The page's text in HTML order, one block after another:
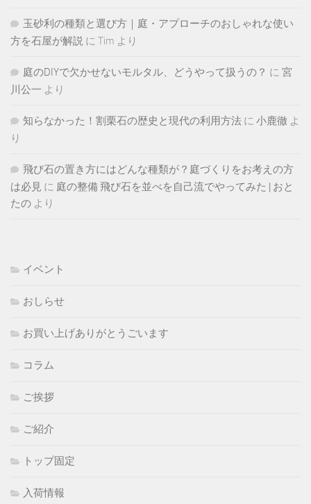
玉砂利の種類と選び方｜庭・アプローチのおしゃれな使い
方を石屋が解説 に Tim より
庭のDIYで欠かせないモルタル、どうやって扱うの？ に 宮
川公一 より
知らなかった！割栗石の歴史と現代の利用方法 に 小鹿徹 よ
り
飛び石の置き方にはどんな種類が？庭づくりをお考えの方
は必見 に 庭の整備 飛び石を並べを自己流でやってみた | おと
たの より
イベント
おしらせ
お買い上げありがとうごいます
コラム
ご挨拶
ご紹介
トップ固定
入荷情報